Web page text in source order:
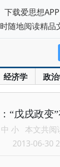
经济学 政
“戊戌政变
中 小 本文共阅
2013-06-30
下载爱思想APP
随地阅读精品